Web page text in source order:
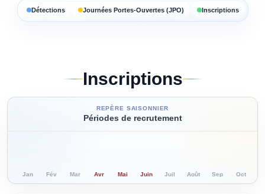
Détections Journées Portes-Ouvertes (JPO) Inscriptions
Inscriptions
REPÈRE SAISONNIER
Périodes de recrutement
Jan Fév Mar Avr Mai Juin Juil Août Sep Oct